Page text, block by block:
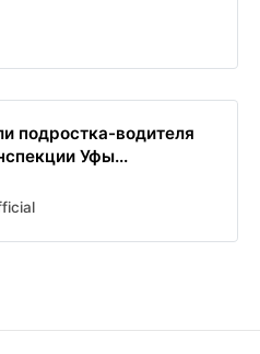
подростка-водителя
Уфы...